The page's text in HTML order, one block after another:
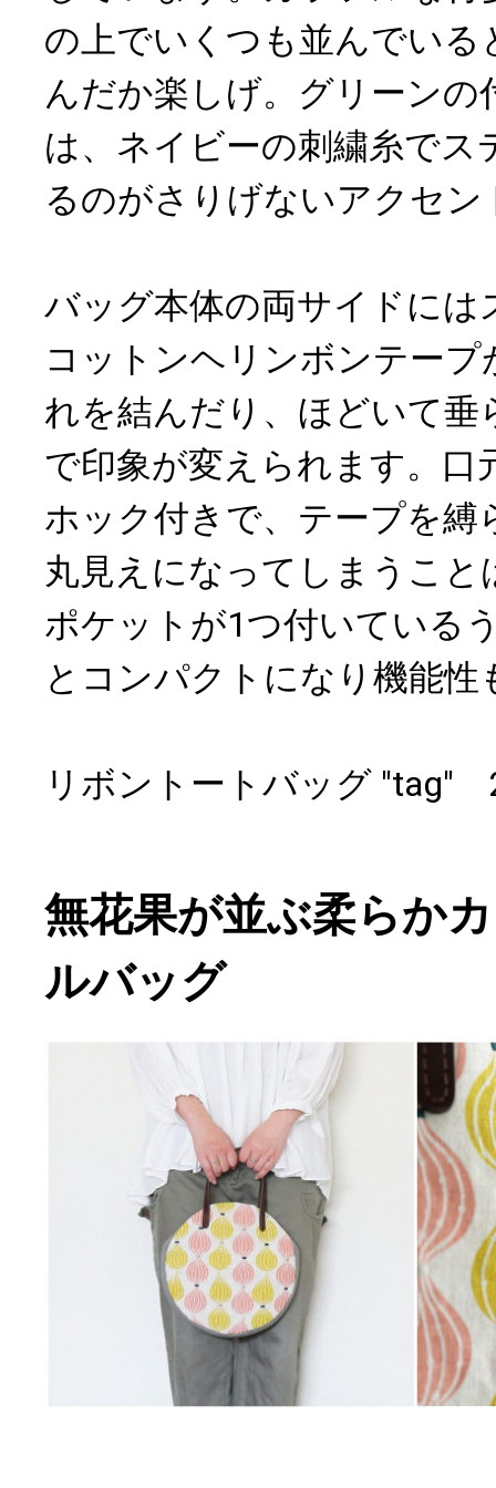
の上でいくつも並んでいる
んだか楽しげ。グリーンの
は、ネイビーの刺繍糸でス
るのがさりげないアクセン
バッグ本体の両サイドには
コットンヘリンボンテー
れを結んだり、ほどいて垂
で印象が変えられます。口
ホック付きで、テープを縛
丸見えになってしまうこと
ポケットが1つ付いている
とコンパクトになり機能性
リボントートバッグ "tag"
無花果が並ぶ柔らか
ルバッグ